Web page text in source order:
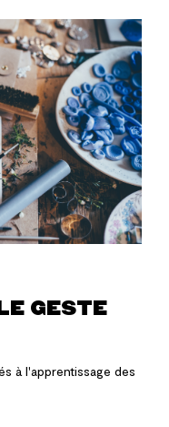
GESTE
à l'apprentissage des